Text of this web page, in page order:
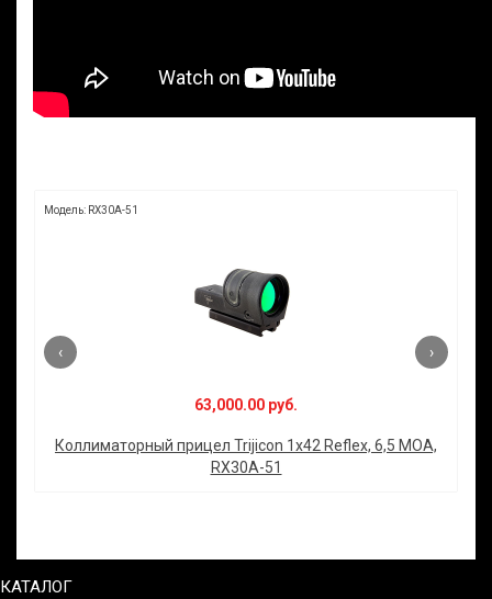
Модель: RX30A-51
63,000.00 руб.
Коллиматорный прицел Trijicon 1x42 Reflex, 6,5 MOA,
RX30A-51
‹ ›
КАТАЛОГ